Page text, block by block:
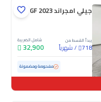
جيلي امجراند GF 2023
يبدأ القسط من
718
/شهرياً
شامل الضريبة
32,900
مفحوصة ومضمونة